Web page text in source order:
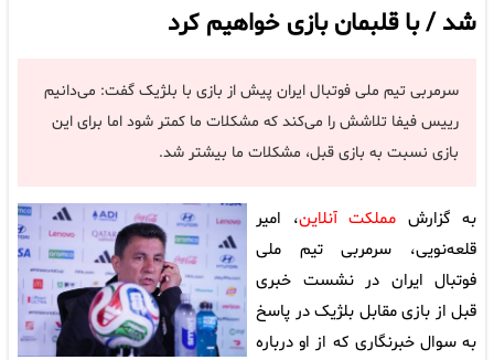
شد / با قلبمان بازی خواهیم کرد
سرمربی تیم ملی فوتبال ایران پیش از بازی با بلژیک گفت: می‌دانیم
رییس فیفا تلاشش را می‌کند که مشکلات ما کمتر شود اما برای این
بازی نسبت به بازی قبل، مشکلات ما بیشتر شد.
به گزارش مملکت آنلاین، امیر
قلعه‌نویی،‌ سرمربی تیم ملی
فوتبال ایران در نشست خبری
قبل از بازی مقابل بلژیک در پاسخ
به سوال خبرنگاری که از او درباره